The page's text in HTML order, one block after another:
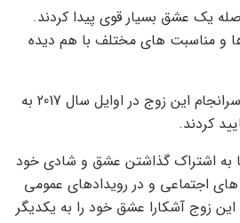
یک عشق بسیار قوی پیدا کردند.
و مناسبت های مختلف با هم دیده
پس از ماه ها گمانه زنی، سرانجام این زوج در اوایل سال 2017 به
کردند.
به اشتراک گذاشتن عشق و شادی خود
های اجتماعی و در رویدادهای عمومی
زوج آشکارا عشق خود را به یکدیگر